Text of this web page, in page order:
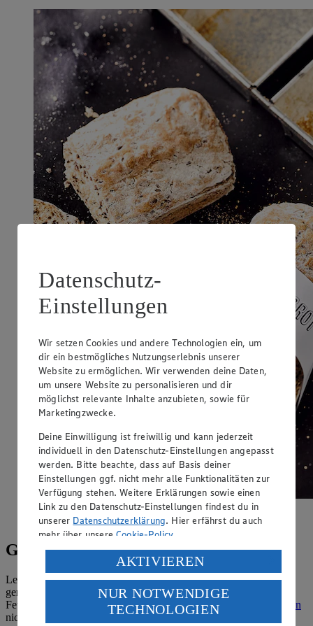
Brot für die ketogene Ernährung: Unser
Leinsamenbrot.
Gesunde Fettsäuren: Omega-3-Rezepte
Leinöl, Rapsöl, Fischöl, Walnüsse und Chiasamen haben eines
gemeinsam: sie sind reich an den lebenswichtigen Omega-3-
Fettsäuren. Der Körper kann die mehrfachungesättigten Fettsäuren
nicht selbst herstellen, sodass sie regelmäßig über die Nahrung
Datenschutz-
Einstellungen
Wir setzen Cookies und andere Technologien ein, um
dir ein bestmögliches Nutzungserlebnis unserer
Website zu ermöglichen. Wir verwenden deine Daten,
um unsere Website zu personalisieren und dir
möglichst relevante Inhalte anzubieten, sowie für
Marketingzwecke.
Deine Einwilligung ist freiwillig und kann jederzeit
individuell in den Datenschutz-Einstellungen angepasst
werden. Bitte beachte, dass auf Basis deiner
Einstellungen ggf. nicht mehr alle Funktionalitäten zur
Verfügung stehen. Weitere Erklärungen sowie einen
Link zu den Datenschutz-Einstellungen findest du in
unserer Datenschutzerklärung. Hier erfährst du auch
mehr über unsereCookie-Policy.
Verarbeitung deiner personenbezogenen Daten in den
USA durch Facebook und YouTube:
Wenn du auf „Aktivieren“ klickst, willigst du im Sinne
des Art. 49 Abs. 1 Satz 1 lit. a) DSGVO ein, dass deine
AKTIVIEREN
NUR NOTWENDIGE
TECHNOLOGIEN